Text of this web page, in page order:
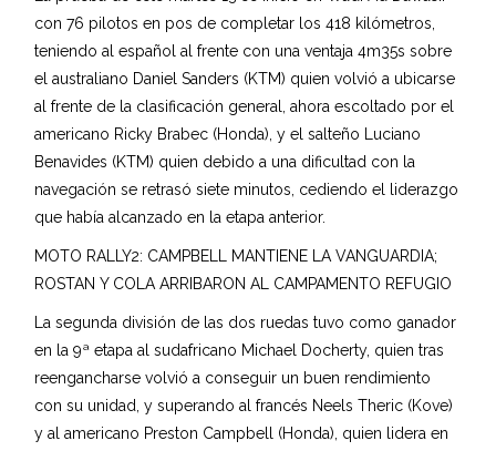
con 76 pilotos en pos de completar los 418 kilómetros,
teniendo al español al frente con una ventaja 4m35s sobre
el australiano Daniel Sanders (KTM) quien volvió a ubicarse
al frente de la clasificación general, ahora escoltado por el
americano Ricky Brabec (Honda), y el salteño Luciano
Benavides (KTM) quien debido a una dificultad con la
navegación se retrasó siete minutos, cediendo el liderazgo
que había alcanzado en la etapa anterior.
MOTO RALLY2: CAMPBELL MANTIENE LA VANGUARDIA;
ROSTAN Y COLA ARRIBARON AL CAMPAMENTO REFUGIO
La segunda división de las dos ruedas tuvo como ganador
en la 9ª etapa al sudafricano Michael Docherty, quien tras
reengancharse volvió a conseguir un buen rendimiento
con su unidad, y superando al francés Neels Theric (Kove)
y al americano Preston Campbell (Honda), quien lidera en